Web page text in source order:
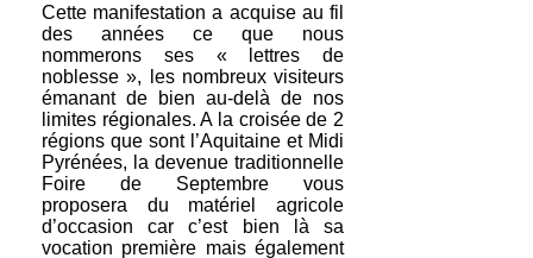
Cette manifestation a acquise au fil
des années ce que nous
nommerons ses « lettres de
noblesse », les nombreux visiteurs
émanant de bien au-delà de nos
limites régionales. A la croisée de 2
régions que sont l’Aquitaine et Midi
Pyrénées, la devenue traditionnelle
Foire de Septembre vous
proposera du matériel agricole
d’occasion car c’est bien là sa
vocation première mais également